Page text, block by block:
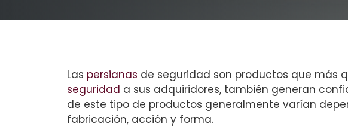
Las persianas de seguridad son productos que más
seguridad a sus adquiridores, también generan
de este tipo de productos generalmente varían
fabricación, acción y forma.